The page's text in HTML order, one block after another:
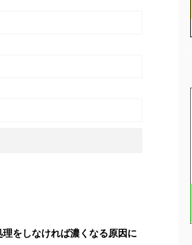
をしなければ濃くなる原因に